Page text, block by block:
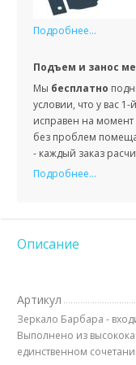
Подробнее...
Подъем и занос
Мы бесплатно
условии, что у вас
исправен на момент
без проблем
- каждый заказ
Подробнее...
Описание
Артикул
Зеркало Барбара -
Выполнено из
единственном